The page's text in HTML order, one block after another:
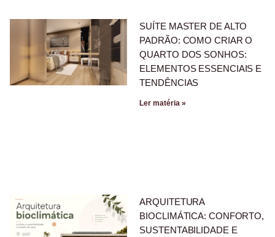
SUÍTE MASTER DE ALTO
PADRÃO: COMO CRIAR O
QUARTO DOS SONHOS:
ELEMENTOS ESSENCIAIS E
TENDÊNCIAS
Ler matéria »
ARQUITETURA
BIOCLIMÁTICA: CONFORTO,
SUSTENTABILIDADE E